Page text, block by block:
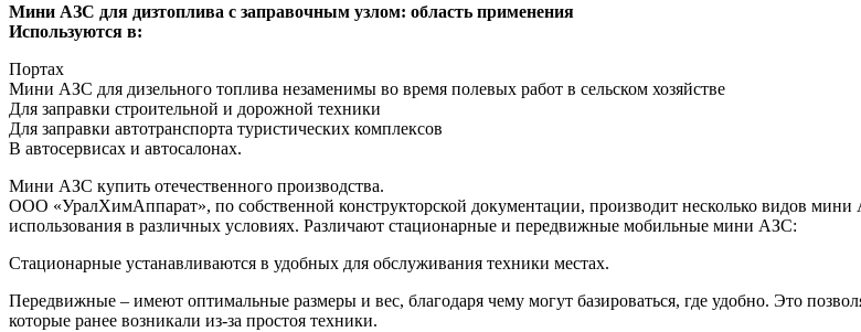
Мини АЗС для дизтоплива с заправочным узлом: область применения
Используются в:
Портах
Мини АЗС для дизельного топлива незаменимы во время полевых работ в сельском хозяйстве
Для заправки строительной и дорожной техники
Для заправки автотранспорта туристических комплексов
В автосервисах и автосалонах.
Мини АЗС купить отечественного производства.
ООО «УралХимАппарат», по собственной конструкторской документации, производит несколько видов мини
использования в различных условиях. Различают стационарные и передвижные мобильные мини АЗС:
Стационарные устанавливаются в удобных для обслуживания техники местах.
Передвижные – имеют оптимальные размеры и вес, благодаря чему могут базироваться, где удобно. Это
которые ранее возникали из-за простоя техники.